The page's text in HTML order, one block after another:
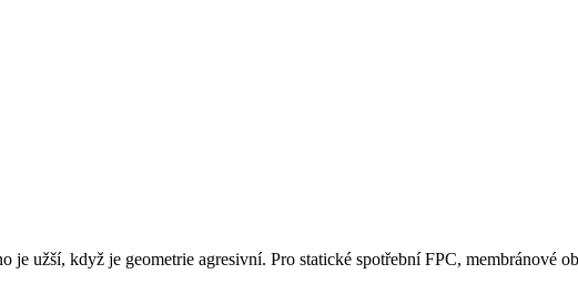
užší, když je geometrie agresivní. Pro statické spotřební FPC, membránové